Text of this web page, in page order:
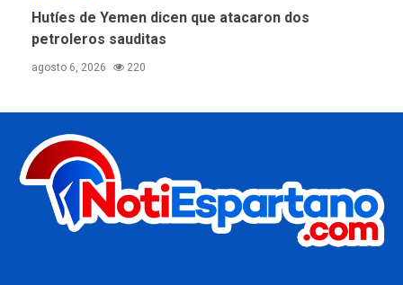
Hutíes de Yemen dicen que atacaron dos
petroleros sauditas
agosto 6, 2026 220